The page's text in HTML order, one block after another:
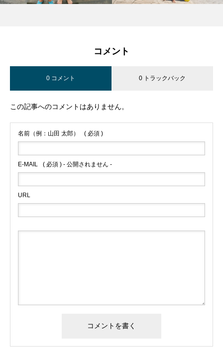
コメント
0 コメント 0 トラックバック
この記事へのコメントはありません。
名前（例：山田 太郎） ( 必須 )
E-MAIL ( 必須 ) - 公開されません -
URL